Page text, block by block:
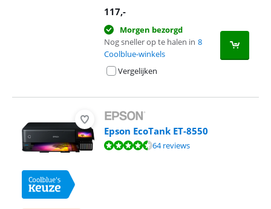
117,-
Morgen bezorgd
Nog sneller op te halen in 8
Coolblue-winkels
Vergelijken
Epson EcoTank ET-8550
Beoordeling is 8,9 van de 10, gebaseerd op 64 reviews.
64 reviews